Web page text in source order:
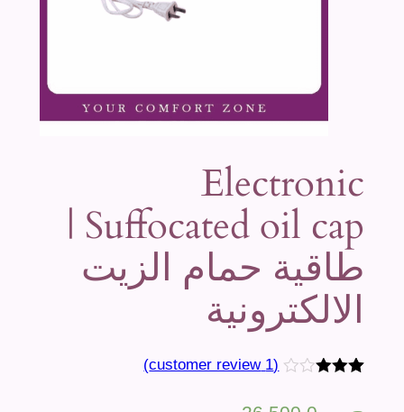
Electronic
Suffocated oil cap |
طاقية حمام الزيت
الالكترونية
(
1
customer review)